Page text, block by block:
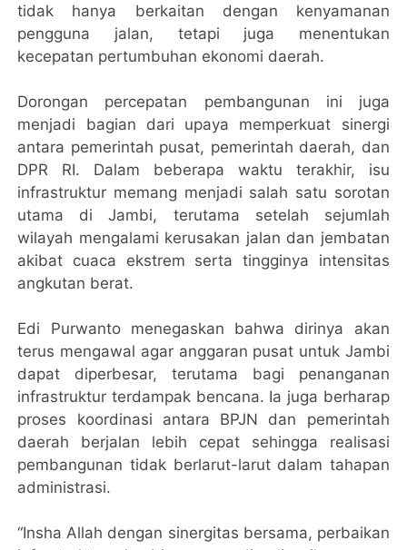
tidak hanya berkaitan dengan kenyamanan
pengguna jalan, tetapi juga menentukan
kecepatan pertumbuhan ekonomi daerah.
Dorongan percepatan pembangunan ini juga
menjadi bagian dari upaya memperkuat sinergi
antara pemerintah pusat, pemerintah daerah, dan
DPR RI. Dalam beberapa waktu terakhir, isu
infrastruktur memang menjadi salah satu sorotan
utama di Jambi, terutama setelah sejumlah
wilayah mengalami kerusakan jalan dan jembatan
akibat cuaca ekstrem serta tingginya intensitas
angkutan berat.
Edi Purwanto menegaskan bahwa dirinya akan
terus mengawal agar anggaran pusat untuk Jambi
dapat diperbesar, terutama bagi penanganan
infrastruktur terdampak bencana. Ia juga berharap
proses koordinasi antara BPJN dan pemerintah
daerah berjalan lebih cepat sehingga realisasi
pembangunan tidak berlarut-larut dalam tahapan
administrasi.
“Insha Allah dengan sinergitas bersama, perbaikan